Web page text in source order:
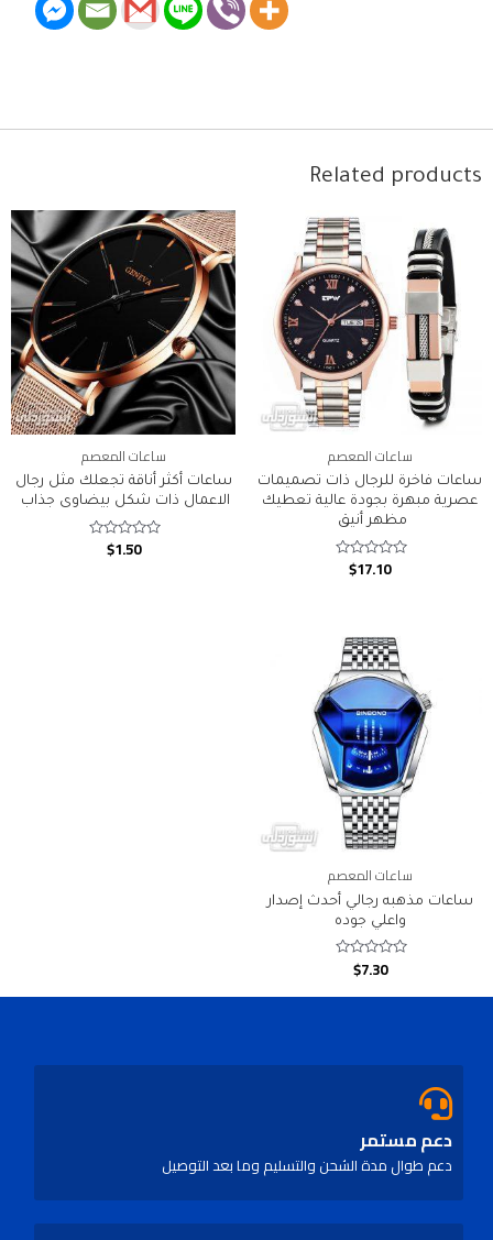
Related products
ساعات المعصم
ساعات فاخرة للرجال ذات تصميمات
عصرية مبهرة بجودة عالية تعطيك
مظهر أنيق
Rated
$17.10
ساعات المعصم
ساعات أكثر أناقة تجعلك مثل رجال
الاعمال ذات شكل بيضاوى جذاب
Rated
$1.50
ساعات المعصم
ساعات مذهبه رجالي أحدث إصدار
واعلي جوده
Rated
$7.30
دعم مستمر
دعم طوال مدة الشحن والتسليم وما بعد التوصيل